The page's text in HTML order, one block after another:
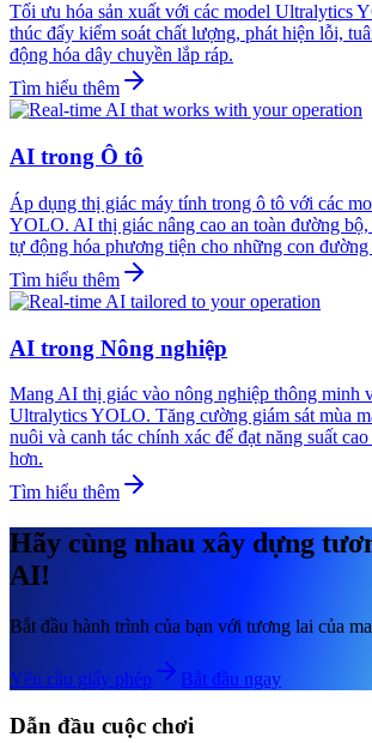
Tối ưu hóa sản xuất với các model Ultralytics
thúc đẩy kiểm soát chất lượng, phát hiện lỗi,
động hóa dây chuyền lắp ráp.
Tìm hiểu thêm
AI trong Ô tô
Áp dụng thị giác máy tính trong ô tô với các
YOLO. AI thị giác nâng cao an toàn đường
tự động hóa phương tiện cho những con
Tìm hiểu thêm
AI trong Nông nghiệp
Mang AI thị giác vào nông nghiệp thông minh
Ultralytics YOLO. Tăng cường giám sát mùa
nuôi và canh tác chính xác để đạt năng suất
hơn.
Tìm hiểu thêm
Hãy cùng nhau xây dựng
AI!
Bắt đầu hành trình của bạn với tương lai của
Yêu cầu giấy phép Bắt đầu ngay
Dẫn đầu cuộc chơi